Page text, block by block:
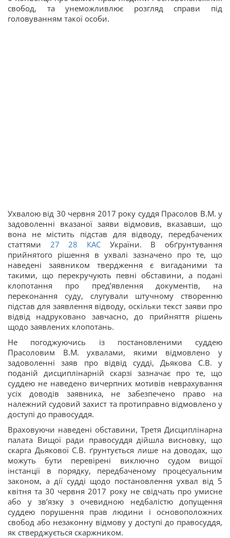
свобод, та унеможливлює розгляд справи під
головуванням такої особи.
Ухвалою від 30 червня 2017 року суддя Прасолов В.М. у
задоволенні вказаної заяви відмовив, вказавши, що
вона не містить підстав для відводу, передбачених
статтями 27 28 КАС України. В обґрунтування
прийнятого рішення в ухвалі зазначено про те, що
наведені заявником твердження є вигаданими та
такими, що перекручують певні обставини, а подані
клопотання про пред’явлення документів, на
переконання суду, слугували штучному створенню
підстав для заявлення відводу, оскільки текст заяви про
відвід надруковано завчасно, до прийняття рішень
щодо заявлених клопотань.
Не погоджуючись із постановленими суддею
Прасоловим В.М. ухвалами, якими відмовлено у
задоволенні заяв про відвід судді, Дьякова С.В. у
поданій дисциплінарній скарзі зазначає про те, що
суддею не наведено вичерпних мотивів неврахування
усіх доводів заявника, не забезпечено право на
належний судовий захист та протиправно відмовлено у
доступі до правосуддя.
Враховуючи наведені обставини, Третя Дисциплінарна
палата Вищої ради правосуддя дійшла висновку, що
скарга Дьякової С.В. ґрунтується лише на доводах, що
можуть бути перевірені виключно судом вищої
інстанції в порядку, передбаченому процесуальним
законом, а дії судді щодо постановлення ухвал від 5
квітня та 30 червня 2017 року не свідчать про умисне
або у зв’язку з очевидною недбалістю допущення
суддею порушення прав людини і основоположних
свобод або незаконну відмову у доступі до правосуддя,
як стверджується скаржником.